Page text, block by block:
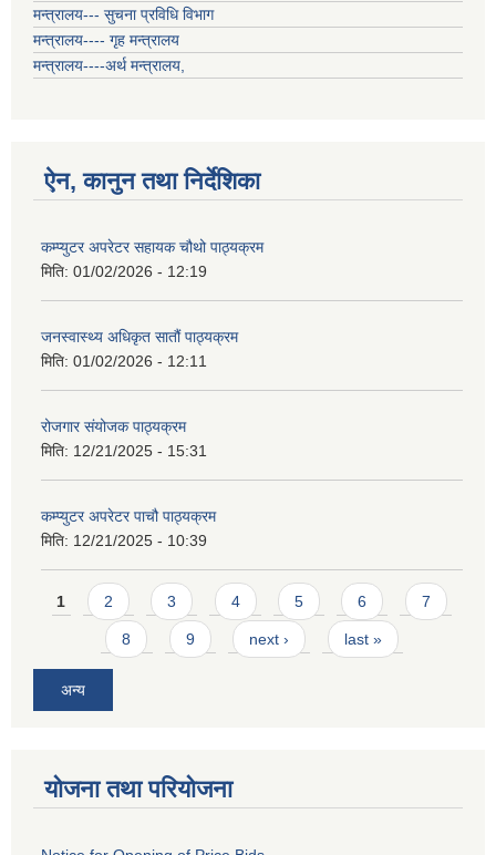
मन्त्रालय--- सुचना प्रविधि विभाग
मन्त्रालय---- गृह मन्त्रालय
मन्त्रालय----अर्थ मन्त्रालय,
ऐन, कानुन तथा निर्देशिका
कम्प्युटर अपरेटर सहायक चौथो पाठ्यक्रम
मिति: 01/02/2026 - 12:19
जनस्वास्थ्य अधिकृत सातौं पाठ्यक्रम
मिति: 01/02/2026 - 12:11
रोजगार संयोजक पाठ्यक्रम
मिति: 12/21/2025 - 15:31
कम्प्युटर अपरेटर पाचौ पाठ्यक्रम
मिति: 12/21/2025 - 10:39
Pages
1 2 3 4 5 6 7
8 9 next › last »
अन्य
योजना तथा परियोजना